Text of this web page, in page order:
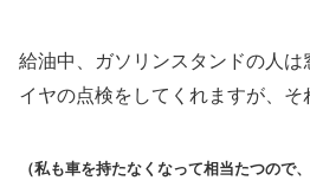
給油中、ガソリンスタンドの人は
イヤの点検をしてくれますが、そ
（私も車を持たなく なって相当たつので